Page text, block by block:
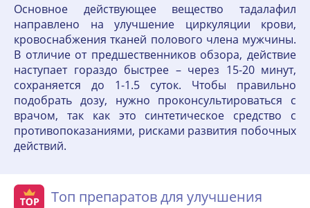
Основное действующее вещество тадалафил
направлено на улучшение циркуляции крови,
кровоснабжения тканей полового члена мужчины.
В отличие от предшественников обзора, действие
наступает гораздо быстрее – через 15-20 минут,
сохраняется до 1-1.5 суток. Чтобы правильно
подобрать дозу, нужно проконсультироваться с
врачом, так как это синтетическое средство с
противопоказаниями, рисками развития побочных
действий.
Топ препаратов для улучшения